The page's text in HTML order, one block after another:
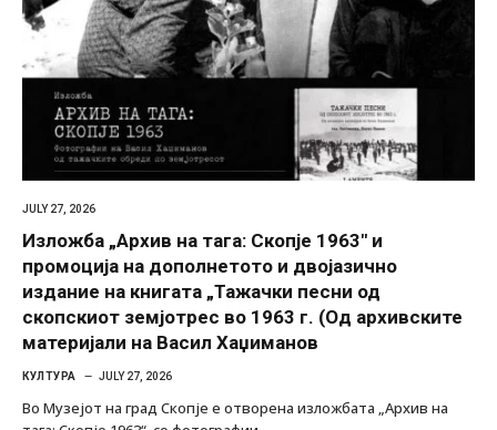
JULY 27, 2026
Изложба „Архив на тага: Скопје 1963″ и
промоција на дополнетото и двојазично
издание на книгата „Тажачки песни од
скопскиот земјотрес во 1963 г. (Од архивските
материјали на Васил Хаџиманов
КУЛТУРА JULY 27, 2026
Во Музејот на град Скопје е отворена изложбата „Архив на